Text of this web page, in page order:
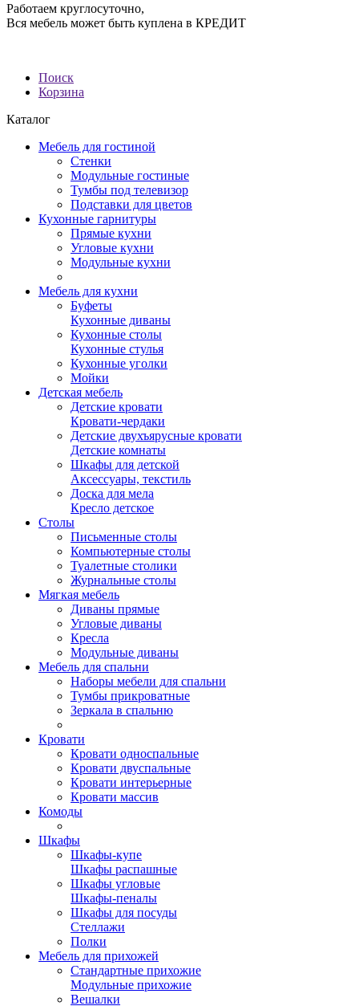
Работаем круглосуточно,
Вся мебель может быть куплена в КРЕДИТ
Поиск
Корзина
Каталог
Мебель для гостиной
Стенки
Модульные гостиные
Тумбы под телевизор
Подставки для цветов
Кухонные гарнитуры
Прямые кухни
Угловые кухни
Модульные кухни
Мебель для кухни
Буфеты
Кухонные диваны
Кухонные столы
Кухонные стулья
Кухонные уголки
Мойки
Детская мебель
Детские кровати
Кровати-чердаки
Детские двухъярусные кровати
Детские комнаты
Шкафы для детской
Аксессуары, текстиль
Доска для мела
Кресло детское
Столы
Письменные столы
Компьютерные столы
Туалетные столики
Журнальные столы
Мягкая мебель
Диваны прямые
Угловые диваны
Кресла
Модульные диваны
Мебель для спальни
Наборы мебели для спальни
Тумбы прикроватные
Зеркала в спальню
Кровати
Кровати односпальные
Кровати двуспальные
Кровати интерьерные
Кровати массив
Комоды
Шкафы
Шкафы-купе
Шкафы распашные
Шкафы угловые
Шкафы-пеналы
Шкафы для посуды
Стеллажи
Полки
Мебель для прихожей
Стандартные прихожие
Модульные прихожие
Вешалки